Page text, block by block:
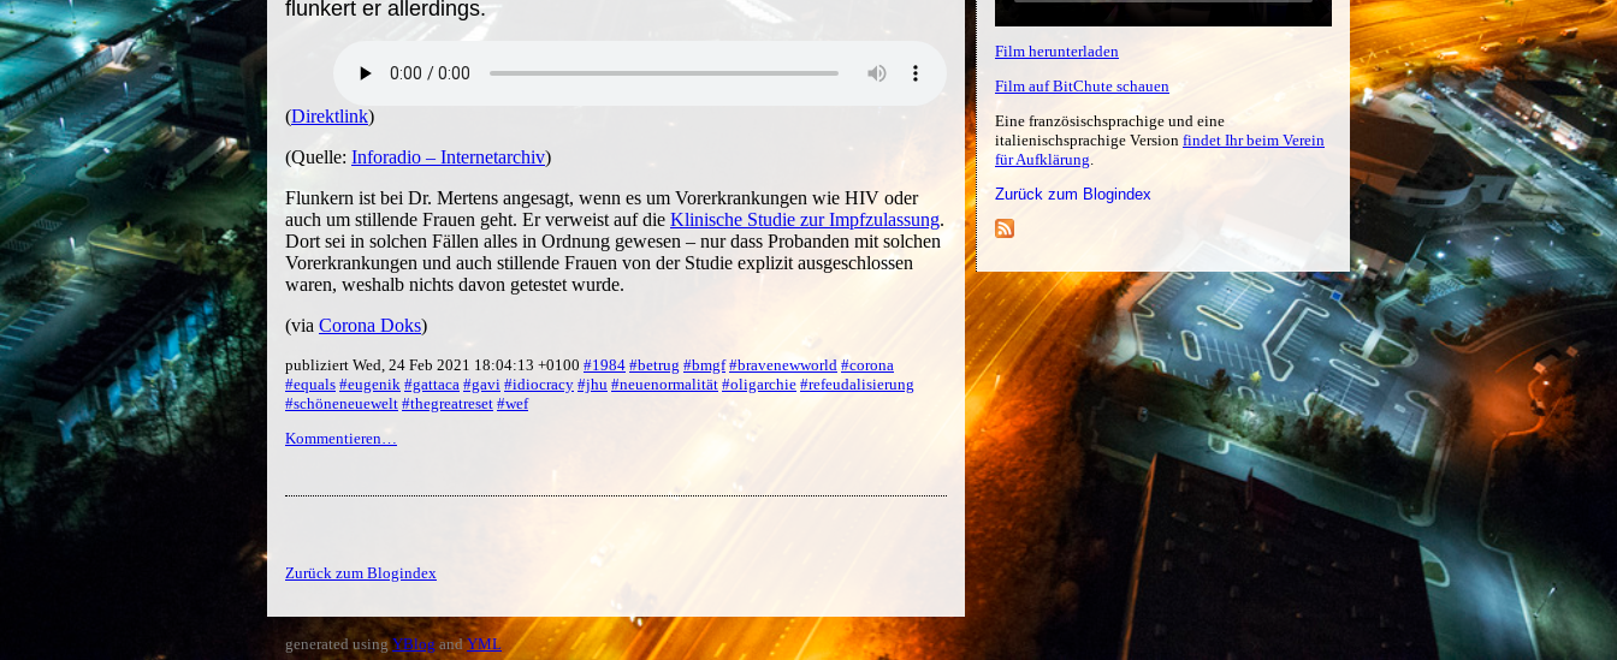
Film herunterladen
Film auf BitChute schauen
Eine französischsprachige und eine
italienischsprachige Version findet Ihr beim Verein
für Aufklärung.
Zurück zum Blogindex
flunkert er allerdings.
(Direktlink)
(Quelle: Inforadio – Internetarchiv)
Flunkern ist bei Dr. Mertens angesagt, wenn es um Vorerkrankungen wie HIV oder
auch um stillende Frauen geht. Er verweist auf die Klinische Studie zur Impfzulassung.
Dort sei in solchen Fällen alles in Ordnung gewesen – nur dass Probanden mit solchen
Vorerkrankungen und auch stillende Frauen von der Studie explizit ausgeschlossen
waren, weshalb nichts davon getestet wurde.
(via Corona Doks)
publiziert Wed, 24 Feb 2021 18:04:13 +0100 #1984 #betrug #bmgf #bravenewworld #corona
#equals #eugenik #gattaca #gavi #idiocracy #jhu #neuenormalität #oligarchie #refeudalisierung
#schöneneuewelt #thegreatreset #wef
Kommentieren…
Zurück zum Blogindex
generated usingYBlog andYML